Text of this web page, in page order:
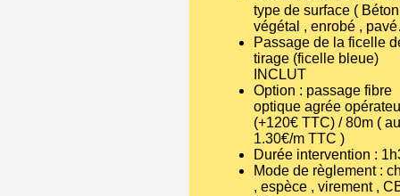
type de surface (
végétal , enrobé ,
Passage de la ficelle
tirage (ficelle bleue)
INCLUT
Option : passage fibre
optique agrée
(+120€ TTC) / 80m (
1.30€/m TTC )
Durée intervention :
Mode de règlement :
, espèce , virement ,